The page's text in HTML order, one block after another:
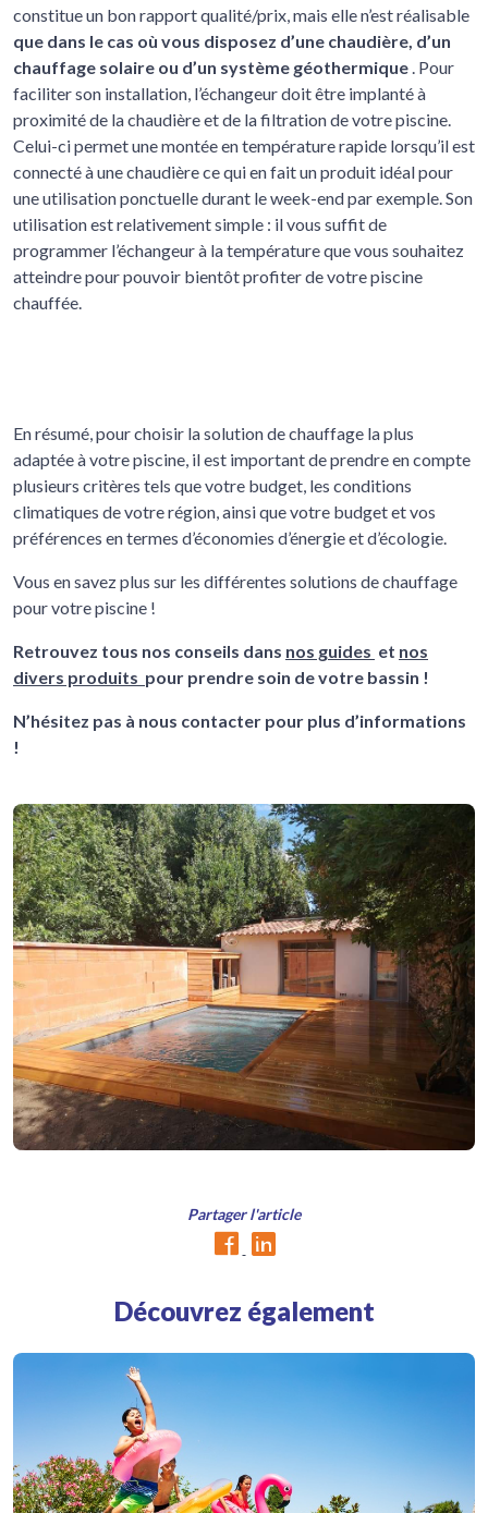
constitue un bon rapport qualité/prix, mais elle n’est réalisable
que dans le cas où vous disposez d’une chaudière, d’un
chauffage solaire ou d’un système géothermique. Pour
faciliter son installation, l’échangeur doit être implanté à
proximité de la chaudière et de la filtration de votre piscine.
Celui-ci permet une montée en température rapide lorsqu’il est
connecté à une chaudière ce qui en fait un produit idéal pour
une utilisation ponctuelle durant le week-end par exemple. Son
utilisation est relativement simple : il vous suffit de
programmer l’échangeur à la température que vous souhaitez
atteindre pour pouvoir bientôt profiter de votre piscine
chauffée.
En résumé, pour choisir la solution de chauffage la plus
adaptée à votre piscine, il est important de prendre en compte
plusieurs critères tels que votre budget, les conditions
climatiques de votre région, ainsi que votre budget et vos
préférences en termes d’économies d’énergie et d’écologie.
Vous en savez plus sur les différentes solutions de chauffage
pour votre piscine !
Retrouvez tous nos conseils dans nos guides et nos
divers produits pour prendre soin de votre bassin !
N’hésitez pas à nous contacter pour plus d’informations
!
Partager l'article
Découvrez également